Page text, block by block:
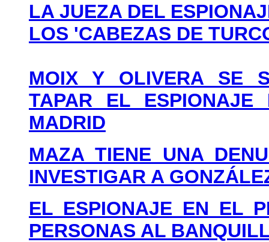
LA JUEZA DEL
LOS 'CABEZAS DE
MOIX Y OLIVERA SE
TAPAR EL
MADRID
MAZA TIENE UNA
INVESTIGAR A
EL ESPIONAJE EN EL
PERSONAS AL